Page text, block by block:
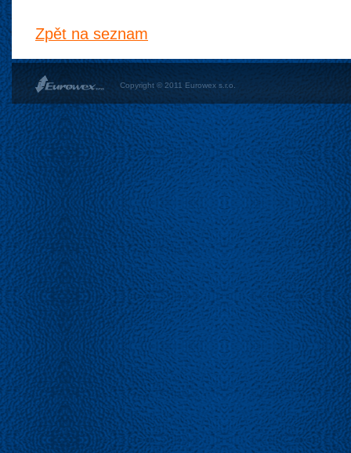
Zpět na seznam
Copyright © 2011 Eurowex s.r.o.